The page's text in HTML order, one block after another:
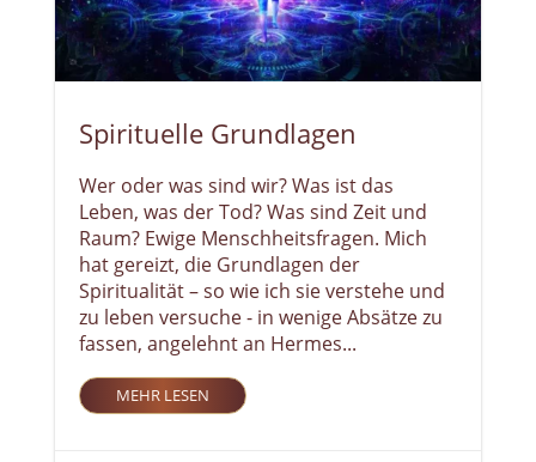
Spirituelle Grundlagen
Wer oder was sind wir? Was ist das
Leben, was der Tod? Was sind Zeit und
Raum? Ewige Menschheitsfragen. Mich
hat gereizt, die Grundlagen der
Spiritualität – so wie ich sie verstehe und
zu leben versuche - in wenige Absätze zu
fassen, angelehnt an Hermes...
MEHR LESEN